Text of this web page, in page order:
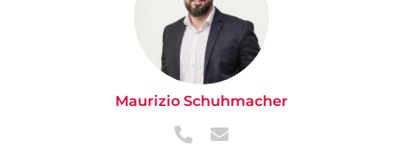
Maurizio Schuhmacher